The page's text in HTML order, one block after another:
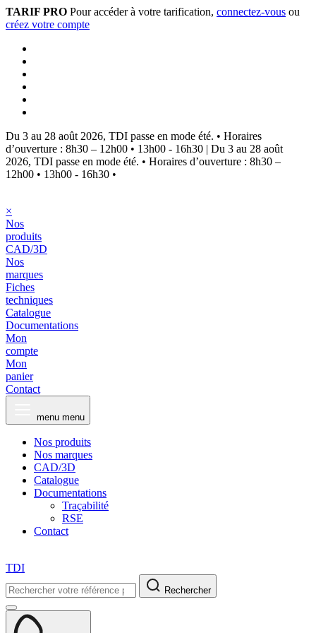
TARIF PRO Pour accéder à votre tarification, connectez-vous ou
créez votre compte
Du 3 au 28 août 2026, TDI passe en mode été. • Horaires
d’ouverture : 8h30 – 12h00 • 13h00 - 16h30 | Du 3 au 28 août
2026, TDI passe en mode été. • Horaires d’ouverture : 8h30 –
12h00 • 13h00 - 16h30 •
×
Nos
produits
CAD/3D
Nos
marques
Fiches
techniques
Catalogue
Documentations
Mon
compte
Mon
panier
Contact
menu menu
Nos produits
Nos marques
CAD/3D
Catalogue
Documentations
Traçabilité
RSE
Contact
TDI
Rechercher